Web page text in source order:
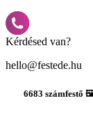
Kérdésed van?
hello@festede.hu
6683 számfestő